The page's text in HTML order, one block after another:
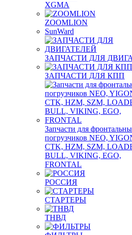
XGMA
ZOOMLION
SunWard
ЗАПЧАСТИ ДЛЯ
ЗАПЧАСТИ ДЛЯ КПП
Запчасти для
погрузчиков NEO,
CTK, HZM, SZM,
BULL, VIKING, EGO,
FRONTAL
РОССИЯ
СТАРТЕРЫ
ТНВД